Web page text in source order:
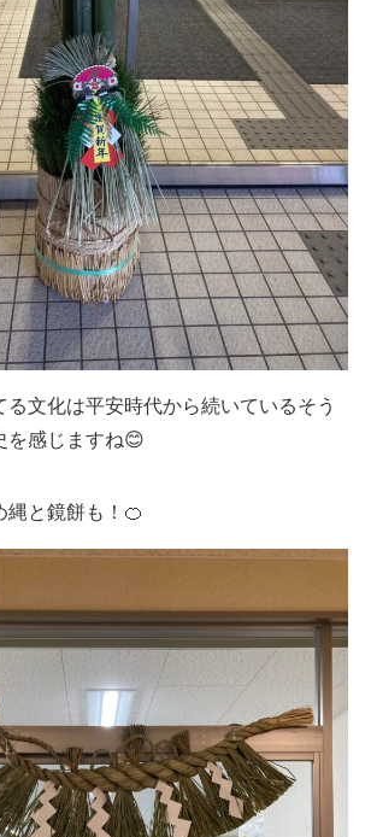
る文化は平安時代から続いているそう
を感じますね😊
縄と鏡餅も！🍊